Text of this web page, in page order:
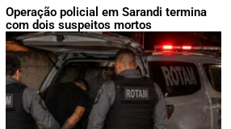
Operação policial em Sarandi termina
com dois suspeitos mortos